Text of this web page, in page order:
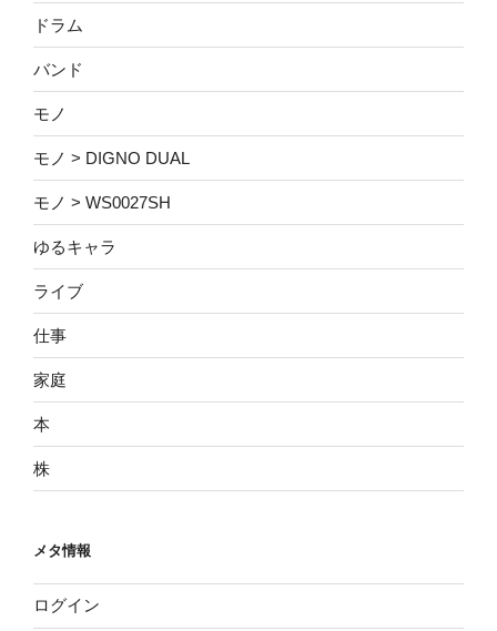
ドラム
バンド
モノ
モノ > DIGNO DUAL
モノ > WS0027SH
ゆるキャラ
ライブ
仕事
家庭
本
株
メタ情報
ログイン